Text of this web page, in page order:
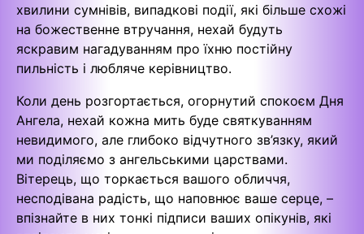
хвилини сумнівів, випадкові події, які більше схожі
на божественне втручання, нехай будуть
яскравим нагадуванням про їхню постійну
пильність і любляче керівництво.
Коли день розгортається, огорнутий спокоєм Дня
Ангела, нехай кожна мить буде святкуванням
невидимого, але глибоко відчутного зв’язку, який
ми поділяємо з ангельськими царствами.
Вітерець, що торкається вашого обличчя,
несподівана радість, що наповнює ваше серце, –
впізнайте в них тонкі підписи ваших опікунів, які